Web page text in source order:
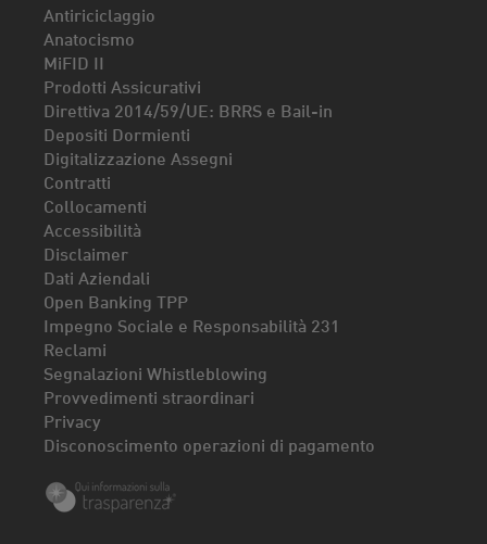
Antiriciclaggio
Anatocismo
MiFID II
Prodotti Assicurativi
Direttiva 2014/59/UE: BRRS e Bail-in
Depositi Dormienti
Digitalizzazione Assegni
Contratti
Collocamenti
Accessibilità
Disclaimer
Dati Aziendali
Open Banking TPP
Impegno Sociale e Responsabilità 231
Reclami
Segnalazioni Whistleblowing
Provvedimenti straordinari
Privacy
Disconoscimento operazioni di pagamento